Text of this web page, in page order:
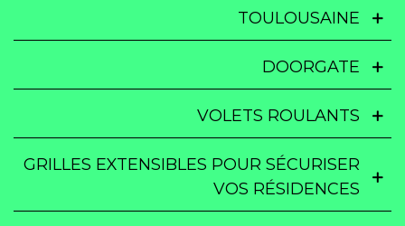
TOULOUSAINE
DOORGATE
VOLETS ROULANTS
GRILLES EXTENSIBLES POUR SÉCURISER
VOS RÉSIDENCES